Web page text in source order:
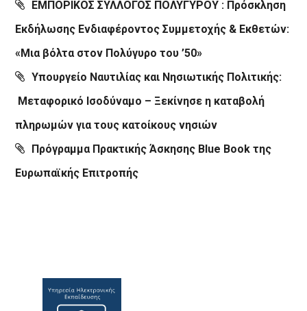
ΕΜΠΟΡΙΚΟΣ ΣΥΛΛΟΓΟΣ ΠΟΛΥΓΥΡΟΥ : Πρόσκληση
Εκδήλωσης Ενδιαφέροντος Συμμετοχής & Εκθετών:
«Μια βόλτα στον Πολύγυρο του ’50»
Υπουργείο Ναυτιλίας και Νησιωτικής Πολιτικής:
Μεταφορικό Ισοδύναμο – Ξεκίνησε η καταβολή
πληρωμών για τους κατοίκους νησιών
Πρόγραμμα Πρακτικής Άσκησης Blue Book της
Ευρωπαϊκής Επιτροπής